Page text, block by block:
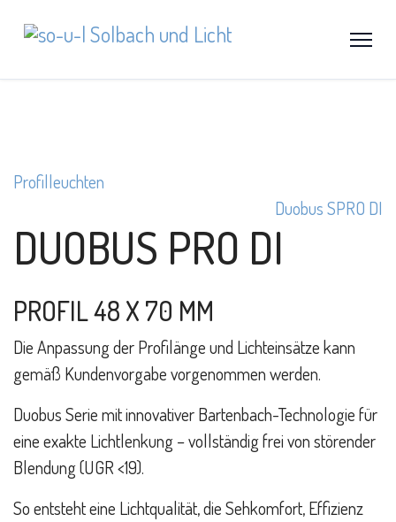
Profilleuchten
Duobus SPRO DI
DUOBUS PRO DI
PROFIL 48 X 70 MM
Die Anpassung der Profilänge und Lichteinsätze kann
gemäß Kundenvorgabe vorgenommen werden.
Duobus Serie mit innovativer Bartenbach-Technologie für
eine exakte Lichtlenkung – vollständig frei von störender
Blendung (UGR <19).
So entsteht eine Lichtqualität, die Sehkomfort, Effizienz